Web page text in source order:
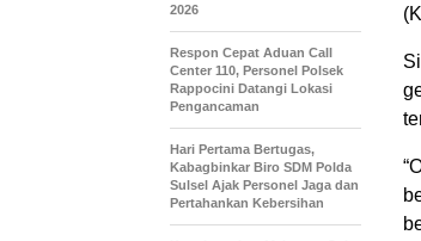
2026
Respon Cepat Aduan Call
Center 110, Personel Polsek
Rappocini Datangi Lokasi
Pengancaman
Hari Pertama Bertugas,
Kabagbinkar Biro SDM Polda
Sulsel Ajak Personel Jaga dan
Pertahankan Kebersihan